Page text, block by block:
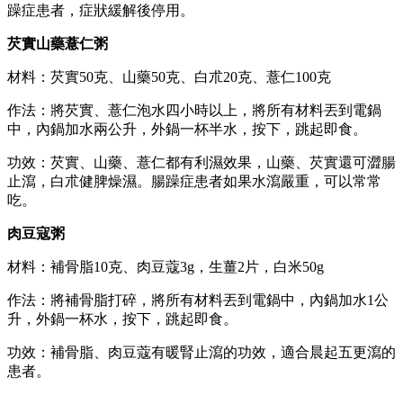
躁症患者，症狀緩解後停用。
芡實山藥薏仁粥
材料：芡實50克、山藥50克、白朮20克、薏仁100克
作法：將芡實、薏仁泡水四小時以上，將所有材料丟到電鍋
中，內鍋加水兩公升，外鍋一杯半水，按下，跳起即食。
功效：芡實、山藥、薏仁都有利濕效果，山藥、芡實還可澀腸
止瀉，白朮健脾燥濕。腸躁症患者如果水瀉嚴重，可以常常
吃。
肉豆寇粥
材料：補骨脂10克、肉豆蔻3g，生薑2片，白米50g
作法：將補骨脂打碎，將所有材料丟到電鍋中，內鍋加水1公
升，外鍋一杯水，按下，跳起即食。
功效：補骨脂、肉豆蔻有暖腎止瀉的功效，適合晨起五更瀉的
患者。